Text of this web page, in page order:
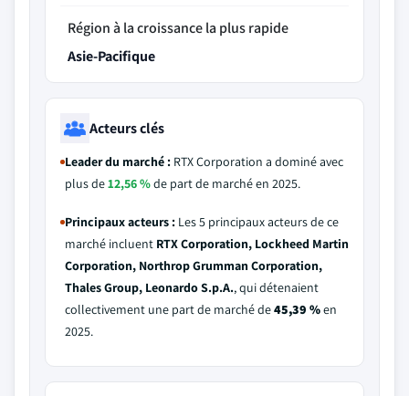
Région à la croissance la plus rapide
Asie-Pacifique
Acteurs clés
Leader du marché : RTX Corporation a dominé avec
plus de12,56 %de part de marché en 2025.
Principaux acteurs : Les 5 principaux acteurs de ce
marché incluent RTX Corporation, Lockheed Martin
Corporation, Northrop Grumman Corporation,
Thales Group, Leonardo S.p.A., qui détenaient
collectivement une part de marché de45,39 %en
2025.